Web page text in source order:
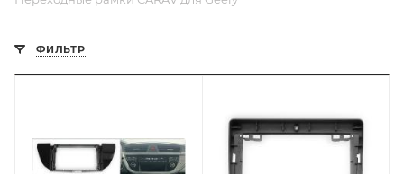
ФИЛЬТР